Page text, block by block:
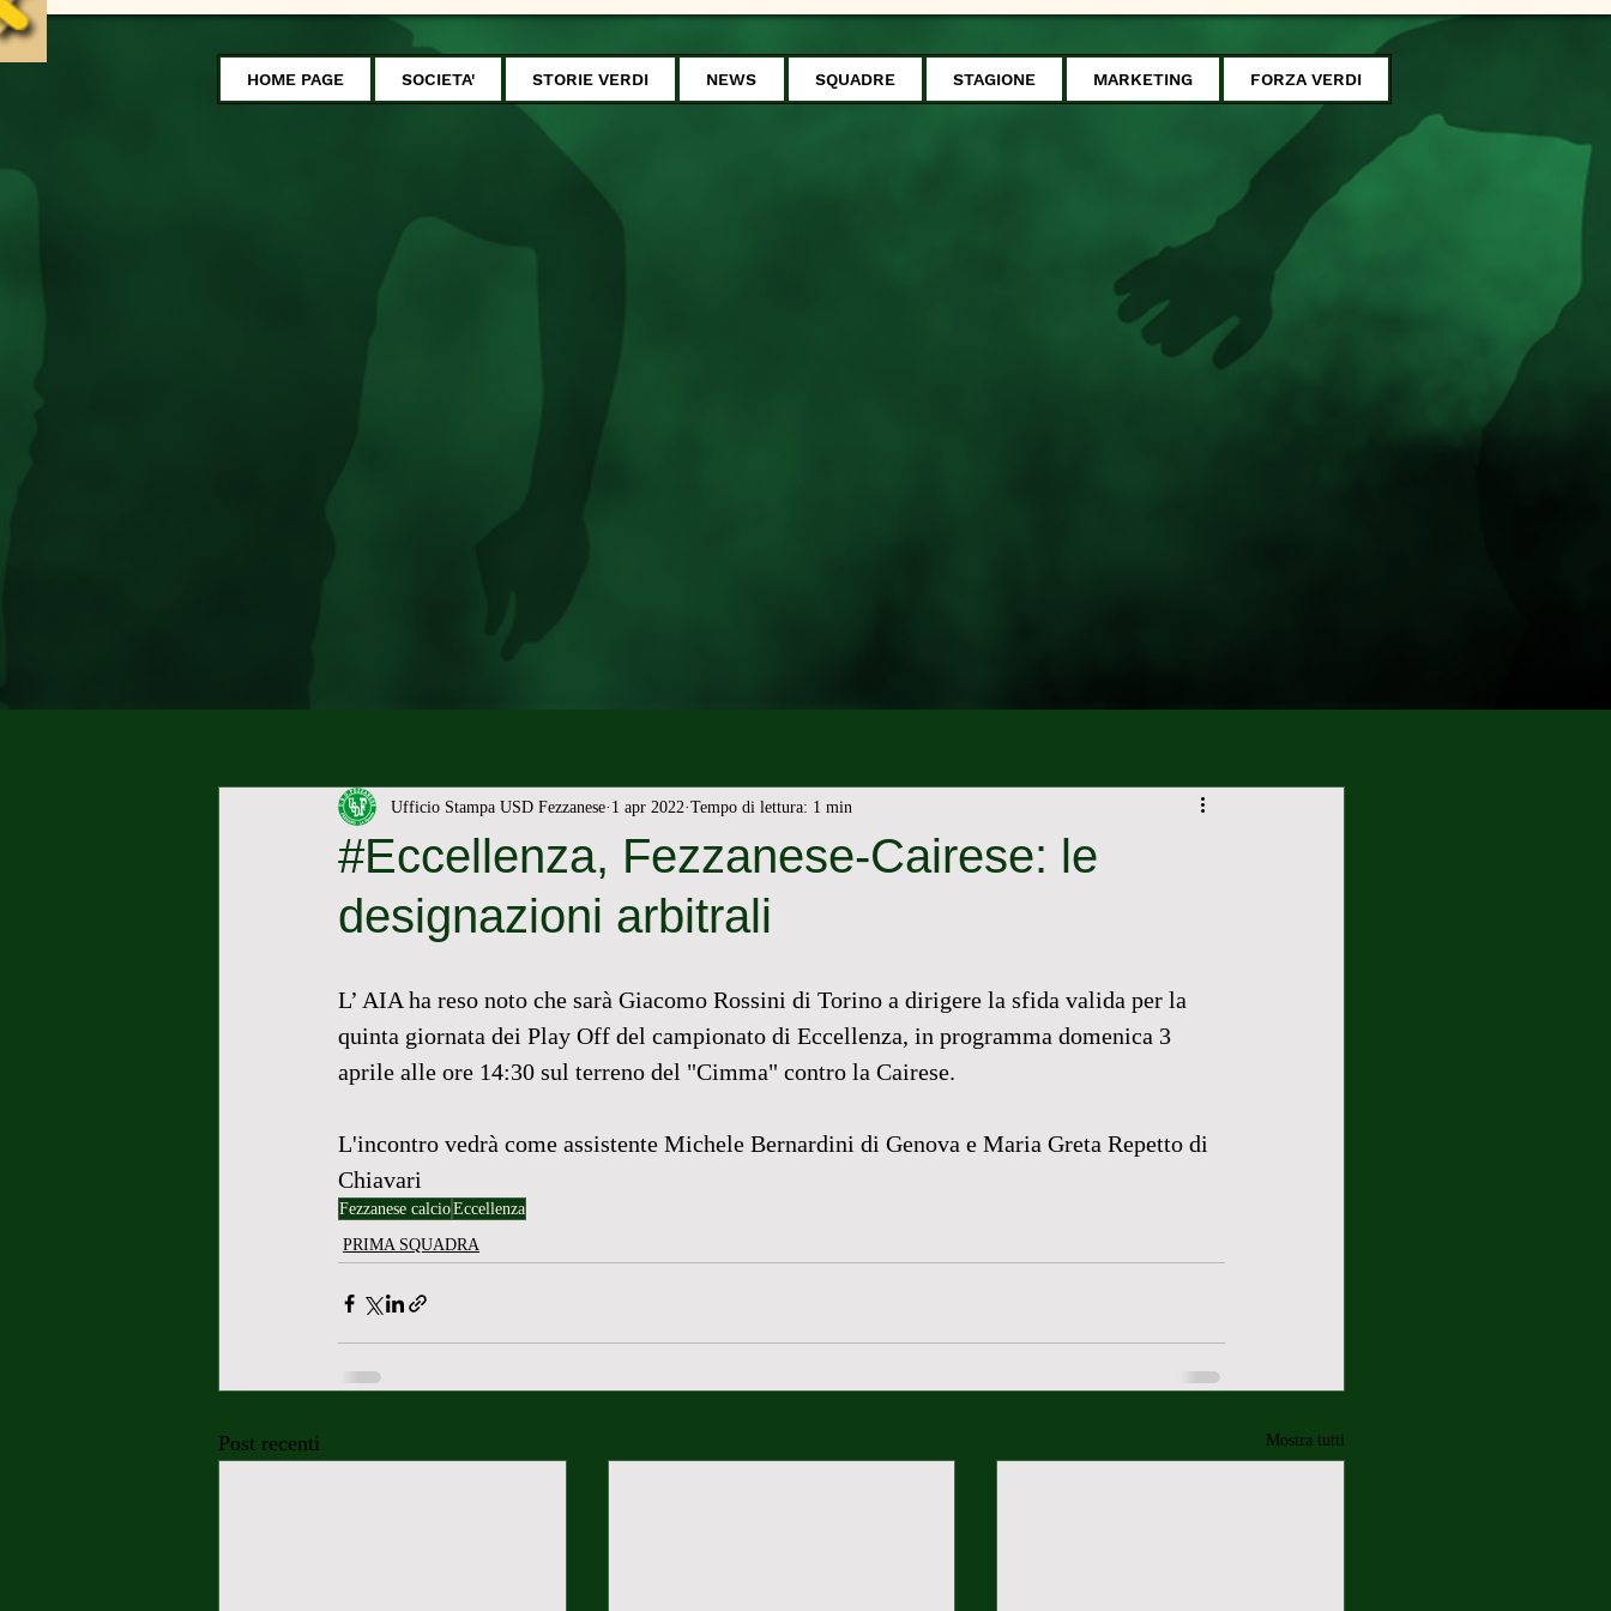
HOME PAGE SOCIETA' STORIE VERDI NEWS SQUADRE STAGIONE MARKETING FORZA VERDI
#Eccellenza, Fezzanese-Cairese: le
designazioni arbitrali
Ufficio Stampa USD Fezzanese 1 apr 2022 Tempo di lettura: 1 min
L’ AIA ha reso noto che sarà Giacomo Rossini di Torino a dirigere la sfida valida per la
quinta giornata dei Play Off del campionato di Eccellenza, in programma domenica 3
aprile alle ore 14:30 sul terreno del "Cimma" contro la Cairese.
L'incontro vedrà come assistente Michele Bernardini di Genova e Maria Greta Repetto di
Chiavari
Fezzanese calcioEccellenza
PRIMA SQUADRA
Post recenti Mostra tutti